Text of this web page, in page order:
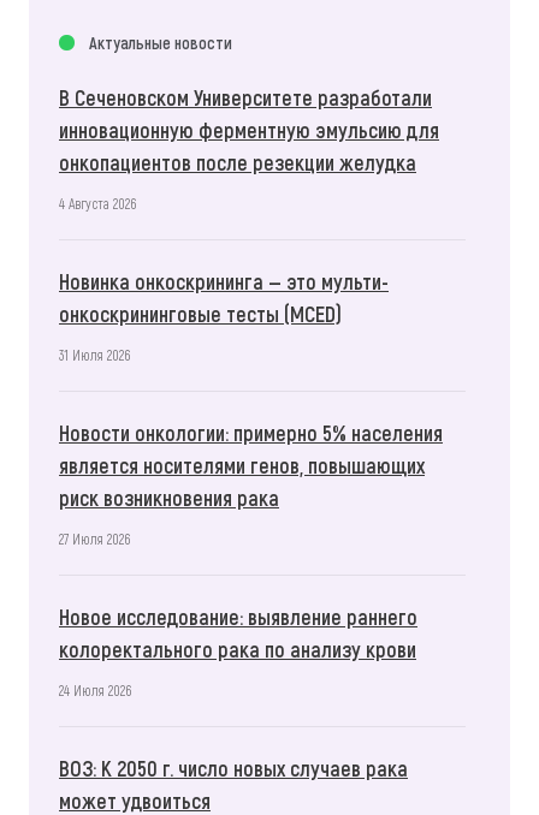
Актуальные новости
В Сеченовском Университете разработали
инновационную ферментную эмульсию для
онкопациентов после резекции желудка
4 Августа 2026
Новинка онкоскрининга — это мульти-
онкоскрининговые тесты (MCED)
31 Июля 2026
Новости онкологии: примерно 5% населения
является носителями генов, повышающих
риск возникновения рака
27 Июля 2026
Новое исследование: выявление раннего
колоректального рака по анализу крови
24 Июля 2026
ВОЗ: К 2050 г. число новых случаев рака
может удвоиться